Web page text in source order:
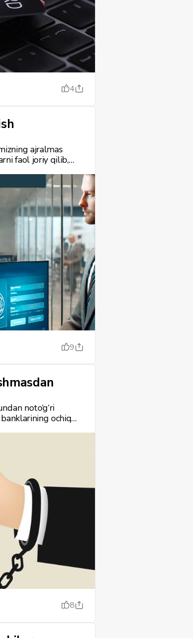
4
ajralmas
faol joriy qilib,
Bu xizmat
va qimmatli
qaysilari sayt yoki
ko‘rib
9
noto‘g‘ri
ochiq
yo‘qotishlarsiz va
8